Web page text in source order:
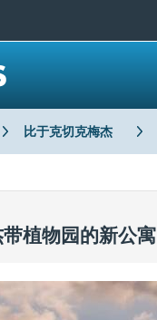
比于克切克梅杰
植物园的新公寓